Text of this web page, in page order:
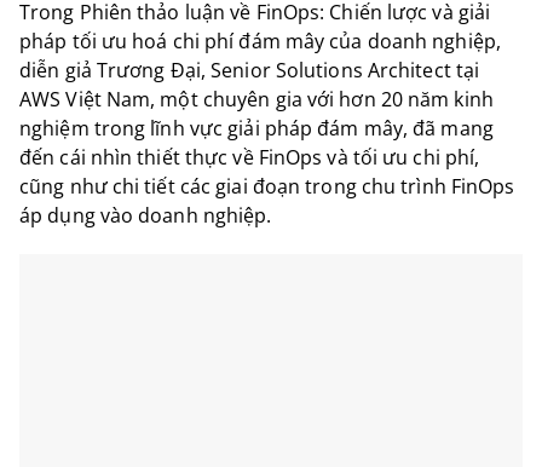
Trong Phiên thảo luận về FinOps: Chiến lược và giải
pháp tối ưu hoá chi phí đám mây của doanh nghiệp,
diễn giả Trương Đại, Senior Solutions Architect tại
AWS Việt Nam, một chuyên gia với hơn 20 năm kinh
nghiệm trong lĩnh vực giải pháp đám mây, đã mang
đến cái nhìn thiết thực về FinOps và tối ưu chi phí,
cũng như chi tiết các giai đoạn trong chu trình FinOps
áp dụng vào doanh nghiệp.